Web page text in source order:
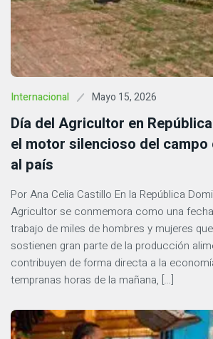
Internacional Mayo 15, 2026
Día del Agricultor en
el motor silencioso del campo
al país
Por Ana Celia Castillo En la República
Agricultor se conmemora como una
trabajo de miles de hombres y mujeres
sostienen gran parte de la producción
contribuyen de forma directa a la
tempranas horas de la mañana, […]